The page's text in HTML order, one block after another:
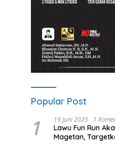
Popular Post
1 19 Juni 2025 1
Lawu Fun Run
Magetan,